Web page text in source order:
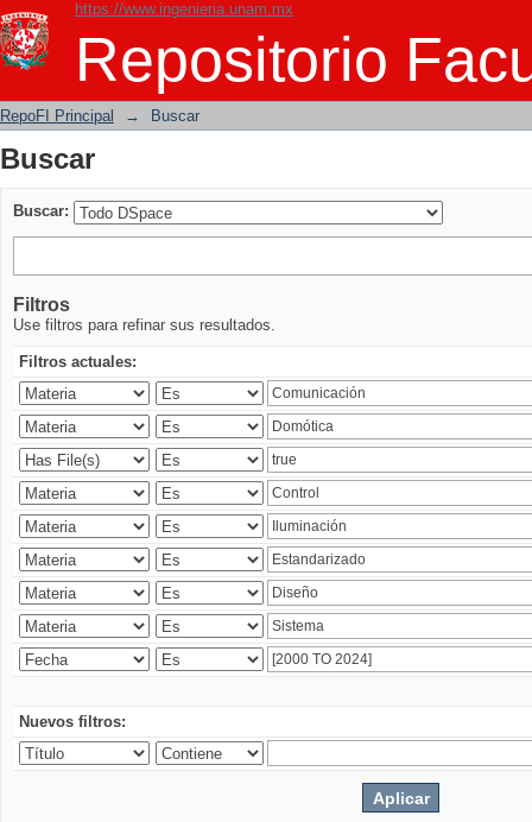
https://www.ingenieria.unam.mx
Repositorio
Buscar
RepoFI Principal → Buscar
Buscar
Buscar:
Filtros
Use filtros para refinar sus resultados.
Filtros actuales:
Nuevos filtros: